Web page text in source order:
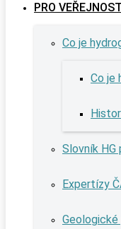
PRO VEŘEJNOST
Co je
Co je
Slovník HG
Expertízy
Geologické